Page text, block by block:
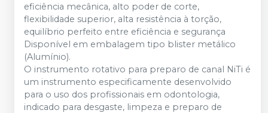
eficiência mecânica, alto poder de corte,
flexibilidade superior, alta resistência à torção,
equilíbrio perfeito entre eficiência e segurança
Disponível em embalagem tipo blister metálico
(Alumínio).
O instrumento rotativo para preparo de canal NiTi é
um instrumento especificamente desenvolvido
para o uso dos profissionais em odontologia,
indicado para desgaste, limpeza e preparo de